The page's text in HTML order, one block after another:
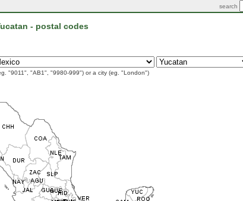
search
- postal codes
"9011", "AB1", "9980-999") or a city (eg. "London")